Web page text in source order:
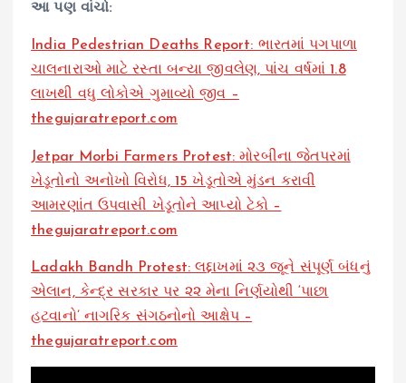
આ પણ વાંચો:
India Pedestrian Deaths Report: ભારતમાં પગપાળા
ચાલનારાઓ માટે રસ્તા બન્યા જીવલેણ, પાંચ વર્ષમાં 1.8
લાખથી વધુ લોકોએ ગુમાવ્યો જીવ –
thegujaratreport.com
Jetpar Morbi Farmers Protest: મોરબીના જેતપરમાં
ખેડૂતોનો અનોખો વિરોધ, 15 ખેડૂતોએ મુંડન કરાવી
આમરણાંત ઉપવાસી ખેડૂતોને આપ્યો ટેકો –
thegujaratreport.com
Ladakh Bandh Protest: લદ્દાખમાં ૨૩ જૂને સંપૂર્ણ બંધનું
એલાન, કેન્દ્ર સરકાર પર ૨૨ મેના નિર્ણયોથી ‘પાછા
હટવાનો’ નાગરિક સંગઠનોનો આક્ષેપ –
thegujaratreport.com